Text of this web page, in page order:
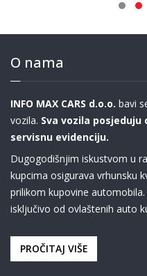
O nama
INFO MAX CARS d.o.o. bavi
vozila. Sva vozila
servisnu evidenciju.
Dugogodišnjim iskustvom u
kupcima osigurava vrhunsku
prilikom kupovine
isključivo od ovlaštenih auto
PROČITAJ VIŠE